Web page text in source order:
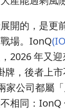
開的，是更
場。IonQ
2026 年又
牌，後者上
家公司都屬
相同：IonQ